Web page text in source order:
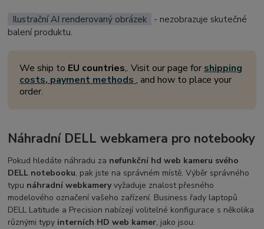
Ilustrační AI renderovaný obrázek
- nezobrazuje skutečné
balení produktu.
We ship to EU countries,. Visit our page for shipping
costs, payment methods, and how to place your
order.
Náhradní DELL webkamera pro notebooky
Pokud hledáte náhradu za nefunkční hd web kameru svého
DELL notebooku, pak jste na správném místě. Výběr správného
typu náhradní webkameryvyžaduje znalost přesného
modelového označení vašeho zařízení. Business řady laptopů
DELL Latitude a Precision nabízejí volitelné konfigurace s několika
různými typy interních HD web kamer, jako jsou: